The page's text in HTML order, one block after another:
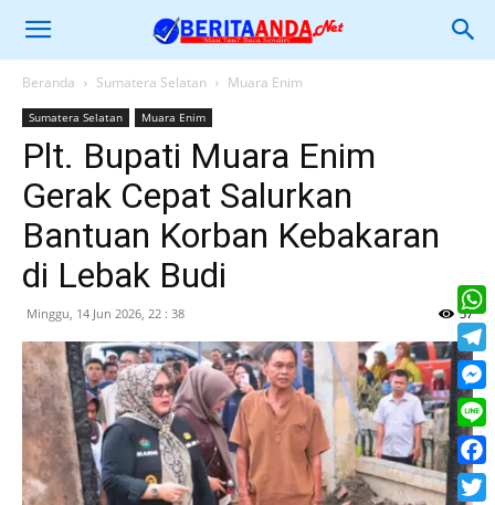
Beranda Sumatera Selatan Muara Enim
Sumatera Selatan Muara Enim
Plt. Bupati Muara Enim
Gerak Cepat Salurkan
Bantuan Korban Kebakaran
di Lebak Budi
Minggu, 14 Jun 2026, 22 : 38 37
Line